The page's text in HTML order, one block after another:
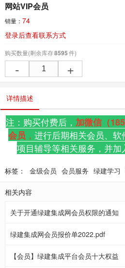
网站VIP会员
销量： 74
登录后查看联系方式
购买数量(剩余库存8595件)
- +
详情描述
注：购买付费后， 加微信（
会员 ， 进行后期相关会员、软
项目辅导等相关服务，并加
标签： 金级会员 会员服务 绿建学习
相关内容
关于开通绿建集成网会员权限的通知
绿建集成网会员报价单2022.pdf
【会员】绿建集成平台会员十大权益